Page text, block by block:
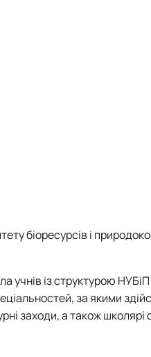
біоресурсів і
учнів із структурою
за якими
заходи, а також школярі